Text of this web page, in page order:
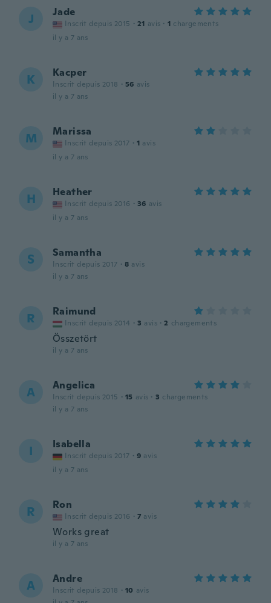
J Jade
Inscrit depuis 2015 · 21 avis · 1 chargements
il y a 7 ans
K Kacper
Inscrit depuis 2018 · 56 avis
il y a 7 ans
M Marissa
Inscrit depuis 2017 · 1 avis
il y a 7 ans
H Heather
Inscrit depuis 2016 · 36 avis
il y a 7 ans
S Samantha
Inscrit depuis 2017 · 8 avis
il y a 7 ans
R Raimund
Inscrit depuis 2014 · 3 avis · 2 chargements
Összetört
il y a 7 ans
A Angelica
Inscrit depuis 2015 · 15 avis · 3 chargements
il y a 7 ans
I Isabella
Inscrit depuis 2017 · 9 avis
il y a 7 ans
R Ron
Inscrit depuis 2016 · 7 avis
Works great
il y a 7 ans
A Andre
Inscrit depuis 2018 · 10 avis